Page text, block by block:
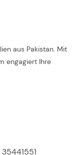
aus Pakistan. Mit
engagiert Ihre